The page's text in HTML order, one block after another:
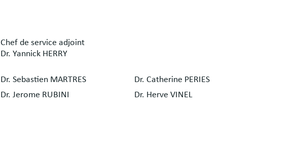
Chef de service adjoint
Dr. Yannick HERRY
Dr. Sebastien MARTRES
Dr. Catherine PERIES
Dr. Jerome RUBINI Dr. Herve VINEL